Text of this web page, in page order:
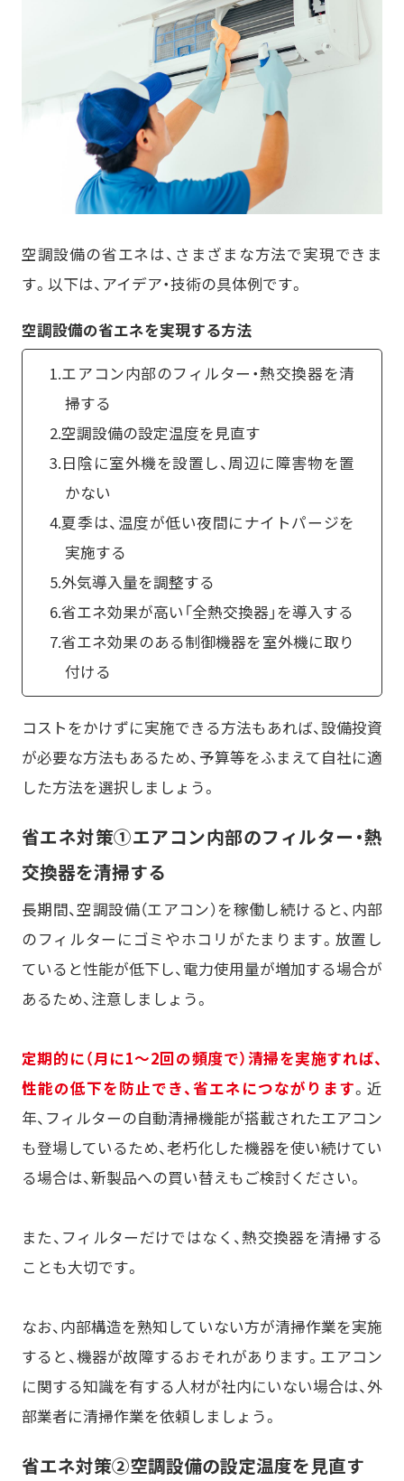
空調設備の省エネは、さまざまな方法で実現できま
す。以下は、アイデア・技術の具体例です。
空調設備の省エネを実現する方法
1.エアコン内部のフィルター・熱交換器を清
掃する
2.空調設備の設定温度を見直す
3.日陰に室外機を設置し、周辺に障害物を置
かない
4.夏季は、温度が低い夜間にナイトパージを
実施する
5.外気導入量を調整する
6.省エネ効果が高い「全熱交換器」を導入する
7.省エネ効果のある制御機器を室外機に取り
付ける
コストをかけずに実施できる方法もあれば、設備投資
が必要な方法もあるため、予算等をふまえて自社に適
した方法を選択しましょう。
省エネ対策①エアコン内部のフィルター・熱
交換器を清掃する
長期間、空調設備（エアコン）を稼働し続けると、内部
のフィルターにゴミやホコリがたまります。放置し
ていると性能が低下し、電力使用量が増加する場合が
あるため、注意しましょう。
定期的に（月に1～2回の頻度で）清掃を実施すれば、
性能の低下を防止でき、省エネにつながります。近
年、フィルターの自動清掃機能が搭載されたエアコン
も登場しているため、老朽化した機器を使い続けてい
る場合は、新製品への買い替えもご検討ください。
また、フィルターだけではなく、熱交換器を清掃する
ことも大切です。
なお、内部構造を熟知していない方が清掃作業を実施
すると、機器が故障するおそれがあります。エアコン
に関する知識を有する人材が社内にいない場合は、外
部業者に清掃作業を依頼しましょう。
省エネ対策②空調設備の設定温度を見直す